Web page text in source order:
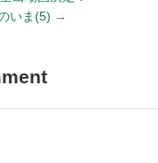
いま(5) →